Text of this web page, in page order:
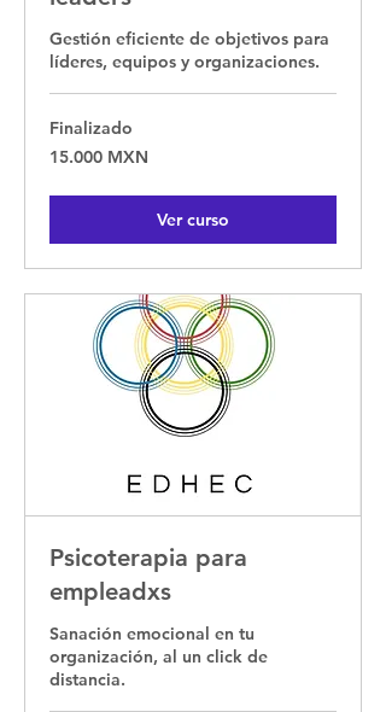
Gestión eficiente de objetivos para
líderes, equipos y organizaciones.
Finalizado
15.000
pesos
15.000 MXN
Ver curso
Psicoterapia para
empleadxs
Sanación emocional en tu
organización, al un click de
distancia.